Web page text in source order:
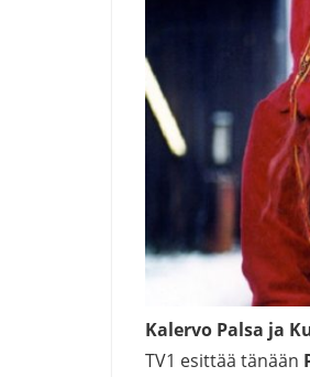
Kalervo Palsa ja
TV1 esittää tänään